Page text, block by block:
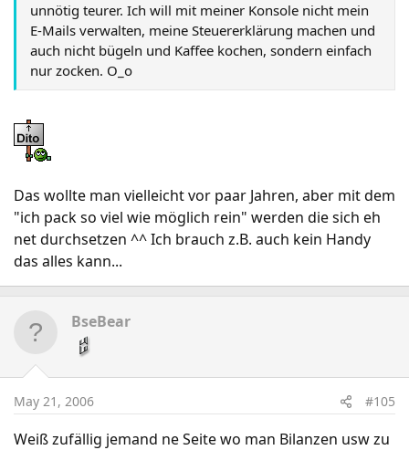
unnötig teurer. Ich will mit meiner Konsole nicht mein
E-Mails verwalten, meine Steuererklärung machen und
auch nicht bügeln und Kaffee kochen, sondern einfach
nur zocken. O_o
Das wollte man vielleicht vor paar Jahren, aber mit dem
"ich pack so viel wie möglich rein" werden die sich eh
net durchsetzen ^^ Ich brauch z.B. auch kein Handy
das alles kann...
BseBear
May 21, 2006 #105
Weiß zufällig jemand ne Seite wo man Bilanzen usw zu